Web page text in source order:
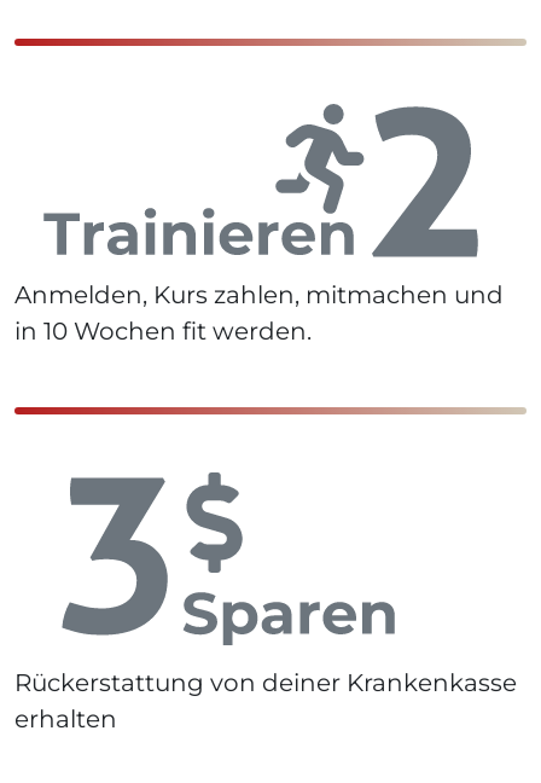
Anmelden, Kurs zahlen, mitmachen und
in 10 Wochen fit werden.
Rückerstattung von deiner Krankenkasse
erhalten